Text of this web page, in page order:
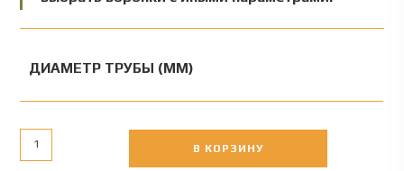
ДИАМЕТР ТРУБЫ (ММ)
В КОРЗИНУ